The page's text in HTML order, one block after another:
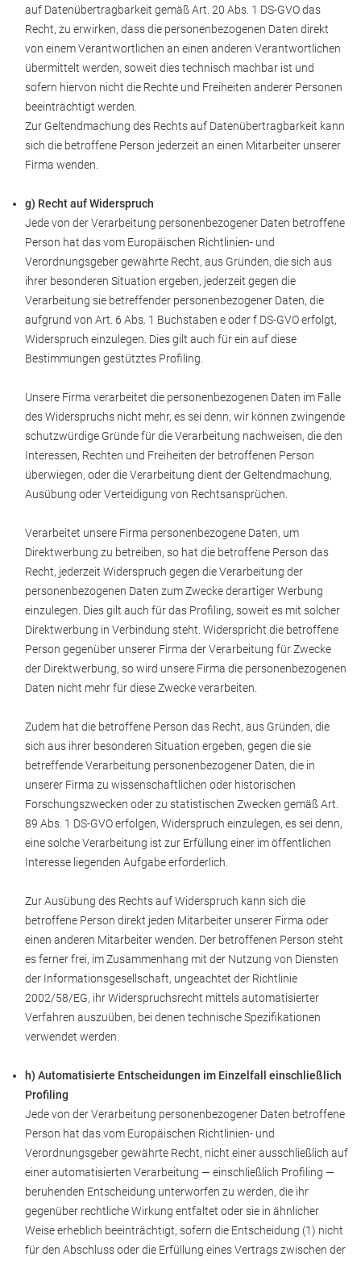
auf Datenübertragbarkeit gemäß Art. 20 Abs. 1 DS-GVO das
Recht, zu erwirken, dass die personenbezogenen Daten direkt
von einem Verantwortlichen an einen anderen Verantwortlichen
übermittelt werden, soweit dies technisch machbar ist und
sofern hiervon nicht die Rechte und Freiheiten anderer Personen
beeinträchtigt werden.
Zur Geltendmachung des Rechts auf Datenübertragbarkeit kann
sich die betroffene Person jederzeit an einen Mitarbeiter unserer
Firma wenden.
g) Recht auf Widerspruch
Jede von der Verarbeitung personenbezogener Daten betroffene
Person hat das vom Europäischen Richtlinien- und
Verordnungsgeber gewährte Recht, aus Gründen, die sich aus
ihrer besonderen Situation ergeben, jederzeit gegen die
Verarbeitung sie betreffender personenbezogener Daten, die
aufgrund von Art. 6 Abs. 1 Buchstaben e oder f DS-GVO erfolgt,
Widerspruch einzulegen. Dies gilt auch für ein auf diese
Bestimmungen gestütztes Profiling.
Unsere Firma verarbeitet die personenbezogenen Daten im Falle
des Widerspruchs nicht mehr, es sei denn, wir können zwingende
schutzwürdige Gründe für die Verarbeitung nachweisen, die den
Interessen, Rechten und Freiheiten der betroffenen Person
überwiegen, oder die Verarbeitung dient der Geltendmachung,
Ausübung oder Verteidigung von Rechtsansprüchen.
Verarbeitet unsere Firma personenbezogene Daten, um
Direktwerbung zu betreiben, so hat die betroffene Person das
Recht, jederzeit Widerspruch gegen die Verarbeitung der
personenbezogenen Daten zum Zwecke derartiger Werbung
einzulegen. Dies gilt auch für das Profiling, soweit es mit solcher
Direktwerbung in Verbindung steht. Widerspricht die betroffene
Person gegenüber unserer Firma der Verarbeitung für Zwecke
der Direktwerbung, so wird unsere Firma die personenbezogenen
Daten nicht mehr für diese Zwecke verarbeiten.
Zudem hat die betroffene Person das Recht, aus Gründen, die
sich aus ihrer besonderen Situation ergeben, gegen die sie
betreffende Verarbeitung personenbezogener Daten, die in
unserer Firma zu wissenschaftlichen oder historischen
Forschungszwecken oder zu statistischen Zwecken gemäß Art.
89 Abs. 1 DS-GVO erfolgen, Widerspruch einzulegen, es sei denn,
eine solche Verarbeitung ist zur Erfüllung einer im öffentlichen
Interesse liegenden Aufgabe erforderlich.
Zur Ausübung des Rechts auf Widerspruch kann sich die
betroffene Person direkt jeden Mitarbeiter unserer Firma oder
einen anderen Mitarbeiter wenden. Der betroffenen Person steht
es ferner frei, im Zusammenhang mit der Nutzung von Diensten
der Informationsgesellschaft, ungeachtet der Richtlinie
2002/58/EG, ihr Widerspruchsrecht mittels automatisierter
Verfahren auszuüben, bei denen technische Spezifikationen
verwendet werden.
h) Automatisierte Entscheidungen im Einzelfall einschließlich
Profiling
Jede von der Verarbeitung personenbezogener Daten betroffene
Person hat das vom Europäischen Richtlinien- und
Verordnungsgeber gewährte Recht, nicht einer ausschließlich auf
einer automatisierten Verarbeitung — einschließlich Profiling —
beruhenden Entscheidung unterworfen zu werden, die ihr
gegenüber rechtliche Wirkung entfaltet oder sie in ähnlicher
Weise erheblich beeinträchtigt, sofern die Entscheidung (1) nicht
für den Abschluss oder die Erfüllung eines Vertrags zwischen der